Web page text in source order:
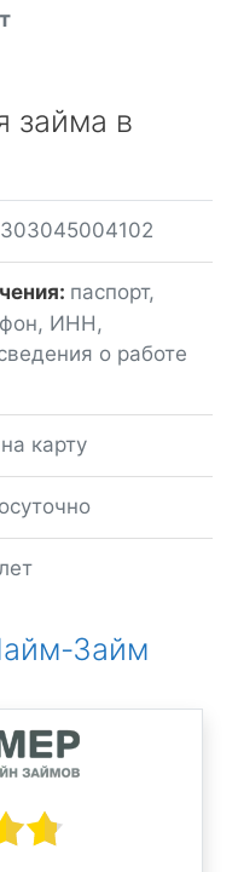
займа в
паспорт,
ИНН,
о работе
на карту
Займ